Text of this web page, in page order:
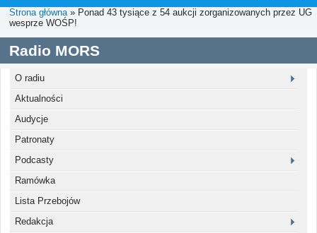
Strona główna» Ponad 43 tysiące z 54 aukcji zorganizowanych przez UG
wesprze WOŚP!
Radio MORS
O radiu
Aktualności
Audycje
Patronaty
Podcasty
Ramówka
Lista Przebojów
Redakcja